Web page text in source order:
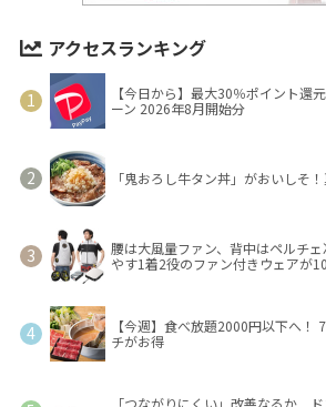
アクセスランキング
【今日から】最大30％ポイント還
ーン 2026年8月開始分
「鬼おろし牛タン丼」がおいしそ
腰は大風量ファン、背中はペルチ
やす1着2役のファン付きウェアが
【今週】食べ放題2000円以下へ！
チがお得